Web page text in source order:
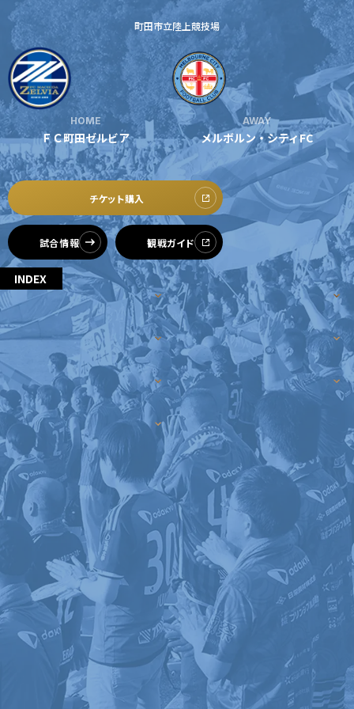
イベント
ファンクラブ
グッズ
メディア
ホームタウン活動
アカデミー
スクール
その他
試合日程・結果
順位表・ゴールランキング
チケットを買う
チケット購入
チケット購入手順
チケット販売スケジュール
️スタジアムを知る
スタジアムアクセス
スタジアムマップ
観戦方法を知る
スタジアム観戦ガイド
観戦マナー＆ルール
ビジターサポーターの皆様へ
車イスでの観戦
試合運営管理規程
クラブを知る
クラブを知るトップ
ＦＣ町田ゼルビアについて
選手・スタッフ紹介
ファンになる
ファンになるトップ
ファンクラブ
クラブゼルビスタへの入会
シーズンシート
ＦＣ町田ゼルビアをサポート
トレーニングの見学・ファンサービス
ボランティア
ＦＣ町田ゼルビアカレンダー
三輪緑山ベースを利用
三輪緑山ベースご利用案内
グッズを買う
グッズを買うトップ
ユニフォーム
ホームタウントップ
ゼルビアアシスト募集
ゼルビアアシスト協賛企業一覧
ゼルナビ
ゼル塾
ＦＣ町田ゼルビアスポーツクラブ
ＦＣ町田ゼルビアアカデミー
ゼルビアフットサルパーク
パートナー
パートナートップ
パートナー企業一覧
お問い合わせ利用規約肖像権・ロゴについてプライバシ
LINEミニアプリプライバシーポリシー
FOLLOW US!
HOME
ＦＣ町田ゼルビア
町田市立陸上競技場
AWAY
メルボルン・シティFC
チケット購入
試合情報 観戦ガイド
INDEX
ご案内 スケジュール
イベント スタジアムグルメ
グッズ スタジアム マップ
アクセス
ご案内
AFCチャンピオンズリーグエリート2025/26 観戦マナーにつ
いて
当日のスタジアム直行シャトルバスは「鶴川駅」「多摩センター
駅」のみ運行となります